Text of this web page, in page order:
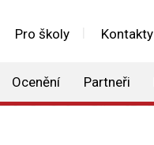
Pro školy Kontakty
Ocenění Partneři